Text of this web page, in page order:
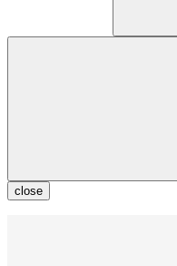
close